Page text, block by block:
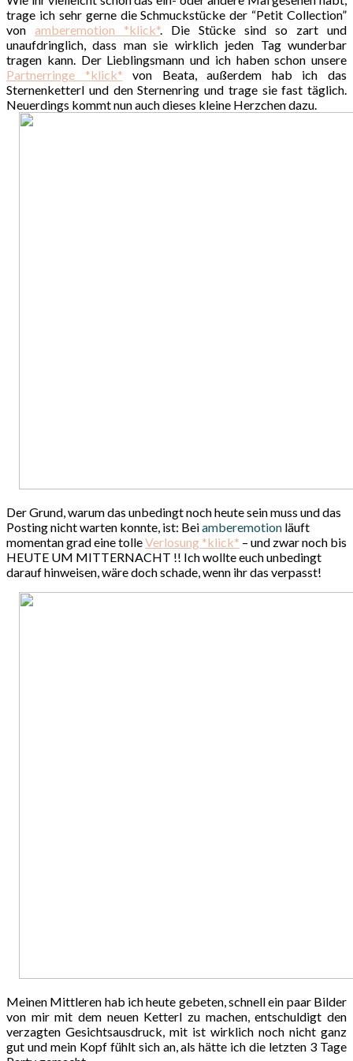
trage ich sehr gerne die Schmuckstücke der “Petit Collection”
von amberemotion *klick*. Die Stücke sind so zart und
unaufdringlich, dass man sie wirklich jeden Tag wunderbar
tragen kann. Der Lieblingsmann und ich haben schon unsere
Partnerringe *klick* von Beata, außerdem hab ich das
Sternenketterl und den Sternenring und trage sie fast täglich.
Neuerdings kommt nun auch dieses kleine Herzchen dazu.
Der Grund, warum das unbedingt noch heute sein muss und das
Posting nicht warten konnte, ist: Beiamberemotion läuft
momentan grad eine tolleVerlosung *klick* – und zwar noch bis
HEUTE UM MITTERNACHT !! Ich wollte euch unbedingt
darauf hinweisen, wäre doch schade, wenn ihr das verpasst!
Meinen Mittleren hab ich heute gebeten, schnell ein paar Bilder
von mir mit dem neuen Ketterl zu machen, entschuldigt den
verzagten Gesichtsausdruck, mit ist wirklich noch nicht ganz
gut und mein Kopf fühlt sich an, als hätte ich die letzten 3 Tage